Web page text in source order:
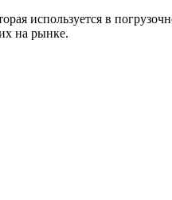
используется в
на рынке.